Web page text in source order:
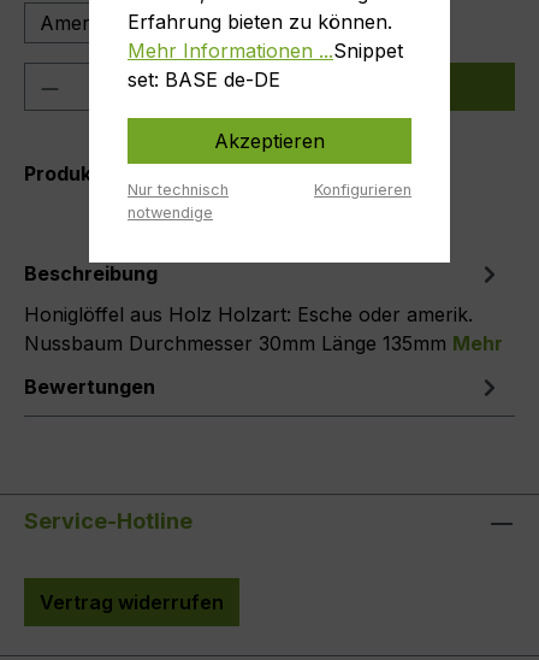
Amerik.Nußbaum
Esche
Produkt Anzahl: Gib denIn den Warenkorb
Produktnummer:
Beschreibung
Honiglöffel aus Holz Holzart: Esche oder amerik.
Nussbaum Durchmesser 30mm Länge 135mm Mehr
Bewertungen
Service-Hotline
Vertrag widerrufen
Erfahrung bieten zu können.
Mehr Informationen ...Snippet
set: BASE de-DE
Akzeptieren
Nur technisch
notwendige
Konfigurieren